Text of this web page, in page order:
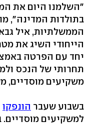
"השלמנו היום את
בתולדות המדינה",
הממשלתיות, איל
הייחודי השיג את
יחד עם הפרטה
תחרותי של הנכס
משקיעים מוסדיים,
בשבוע שעבר הונפקו
למשקיעים מוסדיים.